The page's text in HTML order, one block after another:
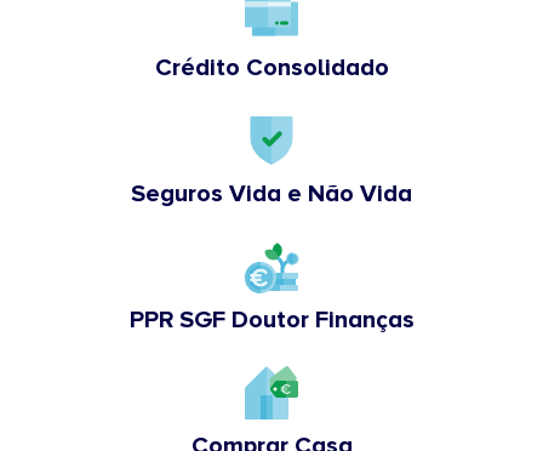
Crédito Consolidado
Seguros Vida e Não Vida
PPR SGF Doutor Finanças